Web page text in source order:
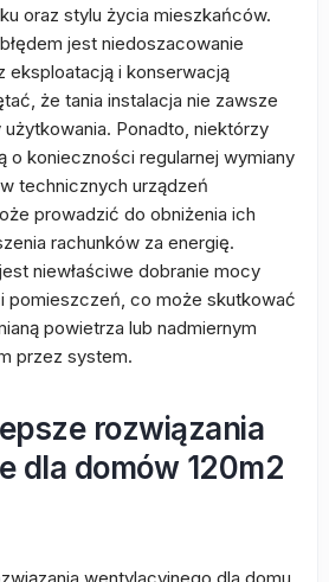
oraz stylu życia mieszkańców.
jest niedoszacowanie
eksploatacją i konserwacją
że tania instalacja nie zawsze
Ponadto, niektórzy
o konieczności regularnej wymiany
technicznych urządzeń
prowadzić do obniżenia ich
rachunków za energię.
niewłaściwe dobranie mocy
pomieszczeń, co może skutkować
powietrza lub nadmiernym
przez system.
rozwiązania
dla domów 120m2